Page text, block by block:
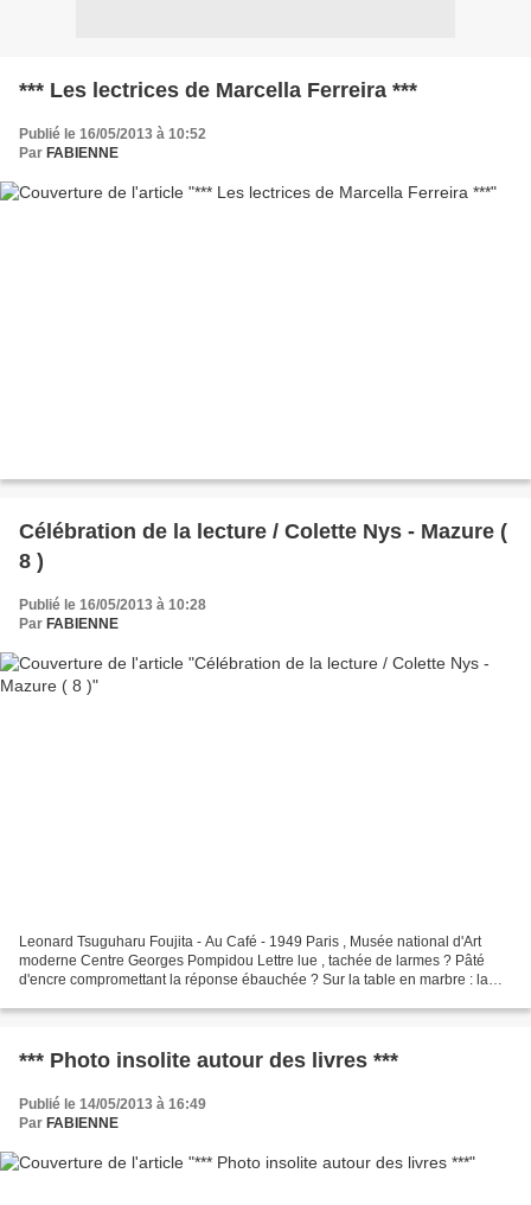
*** Les lectrices de Marcella Ferreira ***
Publié le 16/05/2013 à 10:52
Par FABIENNE
Célébration de la lecture / Colette Nys - Mazure (
8 )
Publié le 16/05/2013 à 10:28
Par FABIENNE
Leonard Tsuguharu Foujita - Au Café - 1949 Paris , Musée national d'Art
moderne Centre Georges Pompidou Lettre lue , tachée de larmes ? Pâté
d'encre compromettant la réponse ébauchée ? Sur la table en marbre : la
*** Photo insolite autour des livres ***
Publié le 14/05/2013 à 16:49
Par FABIENNE